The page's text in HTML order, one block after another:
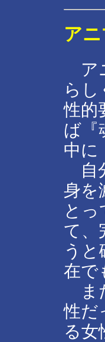
ア
ア
ら
性的
ば『
中に
自
身を
と
て、
う
在で
ま
性だ
る女